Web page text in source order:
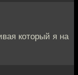
который я на